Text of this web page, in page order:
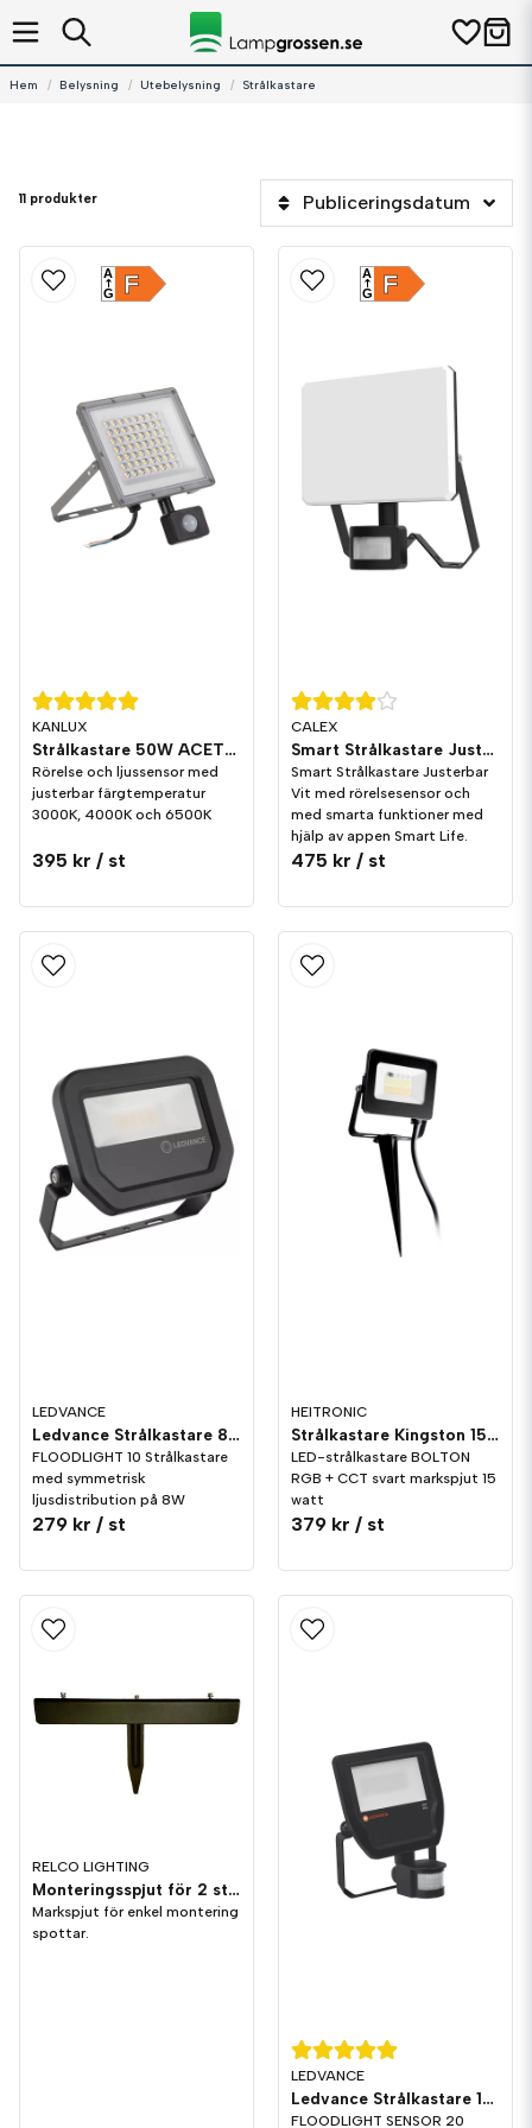
Hem Belysning Utebelysning Strålkastare
11 produkter Publiceringsdatum
KANLUX
Strålkastare 50W ACETE CCT Sensor
Rörelse och ljussensor med
justerbar färgtemperatur
3000K, 4000K och 6500K
395 kr / st
F
A
G
CALEX
Smart Strålkastare Justerbar Vit med rörelsesensor
Smart Strålkastare Justerbar
Vit med rörelsesensor och
med smarta funktioner med
hjälp av appen Smart Life.
475 kr / st
F
A
G
LEDVANCE
Ledvance Strålkastare 8W/830
FLOODLIGHT 10 Strålkastare
med symmetrisk
ljusdistribution på 8W
279 kr / st
HEITRONIC
Strålkastare Kingston 15W RGB + CCT Markspjut IP65
LED-strålkastare BOLTON
RGB + CCT svart markspjut 15
watt
379 kr / st
RELCO LIGHTING
Monteringsspjut för 2 st spottar
Markspjut för enkel montering
spottar.
LEDVANCE
Ledvance Strålkastare 17W/830 Sensor
FLOODLIGHT SENSOR 20